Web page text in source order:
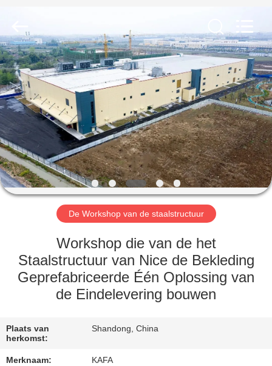
HUIS
PRODUCTEN
VIDEO'S
VR
-
OVER
ONS
KWALITEITSCONTROLE
Ltd..
All
Rights
Reserved.
De Workshop van de staalstructuur
Workshop die van de het
Staalstructuur van Nice de Bekleding
Geprefabriceerde Één Oplossing van
de Eindelevering bouwen
Plaats van
herkomst:
Shandong, China
Merknaam: KAFA